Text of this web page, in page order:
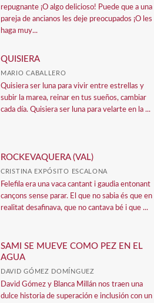
repugnante ¡O algo delicioso! Puede que a una
pareja de ancianos les deje preocupados ¡O les
haga muy...
QUISIERA
MARIO CABALLERO
Quisiera ser luna para vivir entre estrellas y
subir la marea, reinar en tus sueños, cambiar
cada día. Quisiera ser luna para velarte en la ...
ROCKEVAQUERA (VAL)
CRISTINA EXPÓSITO ESCALONA
Felefila era una vaca cantant i gaudia entonant
cançons sense parar. El que no sabia és que en
realitat desafinava, que no cantava bé i que ...
SAMI SE MUEVE COMO PEZ EN EL
AGUA
DAVID GÓMEZ DOMÍNGUEZ
David Gómez y Blanca Millán nos traen una
dulce historia de superación e inclusión con un